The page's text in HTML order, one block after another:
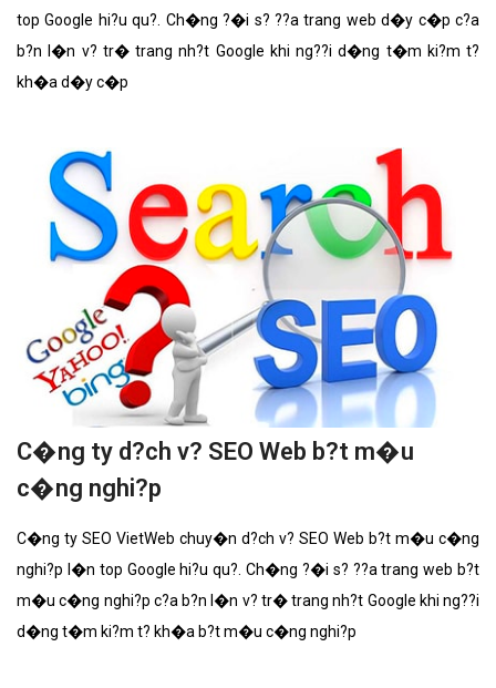
top Google hi?u qu?. Ch�ng ?�i s? ??a trang web d�y c�p c?a
b?n l�n v? tr� trang nh?t Google khi ng??i d�ng t�m ki?m t?
kh�a d�y c�p
C�ng ty d?ch v? SEO Web b?t m�u
c�ng nghi?p
C�ng ty SEO VietWeb chuy�n d?ch v? SEO Web b?t m�u c�ng
nghi?p l�n top Google hi?u qu?. Ch�ng ?�i s? ??a trang web b?t
m�u c�ng nghi?p c?a b?n l�n v? tr� trang nh?t Google khi ng??i
d�ng t�m ki?m t? kh�a b?t m�u c�ng nghi?p